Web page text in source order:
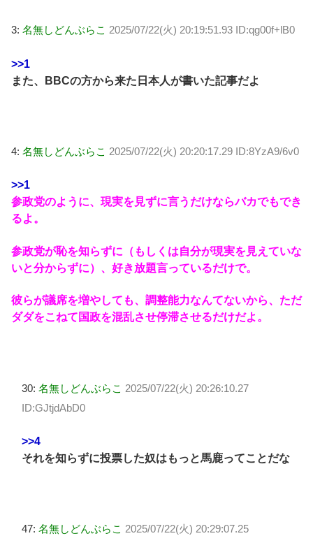
3: 名無しどんぶらこ 2025/07/22(火) 20:19:51.93 ID:qg00f+lB0
>>1
また、BBCの方から来た日本人が書いた記事だよ
4: 名無しどんぶらこ 2025/07/22(火) 20:20:17.29 ID:8YzA9/6v0
>>1
参政党のように、現実を見ずに言うだけならバカでもでき
るよ。
参政党が恥を知らずに（もしくは自分が現実を見えていな
いと分からずに）、好き放題言っているだけで。
彼らが議席を増やしても、調整能力なんてないから、ただ
ダダをこねて国政を混乱させ停滞させるだけだよ。
30: 名無しどんぶらこ 2025/07/22(火) 20:26:10.27
ID:GJtjdAbD0
>>4
それを知らずに投票した奴はもっと馬鹿ってことだな
47: 名無しどんぶらこ 2025/07/22(火) 20:29:07.25